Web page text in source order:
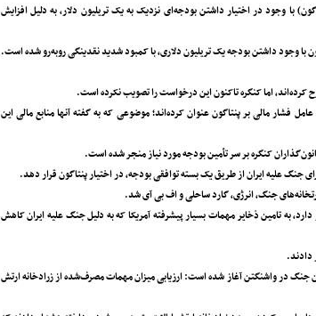
با وجود در اختیار داشتن بودجه‌ای نزدیک به یک تریلیون دلار، به دلیل افزایش
با وجود داشتن بودجه یک تریلیون دلاری، با کمبود شدید نقدینگی رو‌به‌رو شده است.
فشار مالی بر پنتاگون عنوان کرده‌اند؛ موضوعی که به گفته آنها منابع مالی این
کنگره بر سر تأمین بودجه مورد نیاز منجر شده است.
جنگ علیه ایران از طریق یک بسته توافقی بودجه، در اختیار پنتاگون قرار دهد.
قرار دارد، به تامین ذخایر مهمات بسیار پیشرفته آمریکا که به دلیل جنگ علیه ایران کاهش
دادند.
جنگ در واشنگتن آغاز شده است: ارزیابی میزان مهمات مصرف‌شده از زرادخانه ارتش